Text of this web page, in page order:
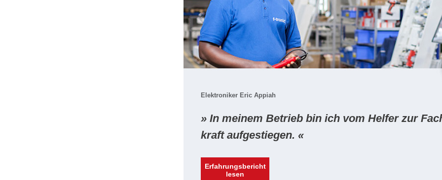
Elektroniker Eric Appiah
» In mei­nem Be­trieb bin ich vom Hel­fer zur
kraft auf­ge­stie­gen. «
Erfahrungsbericht
lesen